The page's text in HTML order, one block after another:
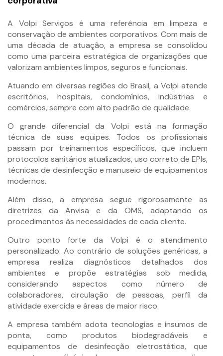
A Volpi Serviços é uma referência em limpeza e
conservação de ambientes corporativos. Com mais de
uma década de atuação, a empresa se consolidou
como uma parceira estratégica de organizações que
valorizam ambientes limpos, seguros e funcionais.
Atuando em diversas regiões do Brasil, a Volpi atende
escritórios, hospitais, condomínios, indústrias e
comércios, sempre com alto padrão de qualidade.
O grande diferencial da Volpi está na formação
técnica de suas equipes. Todos os profissionais
passam por treinamentos específicos, que incluem
protocolos sanitários atualizados, uso correto de EPIs,
técnicas de desinfecção e manuseio de equipamentos
modernos.
Além disso, a empresa segue rigorosamente as
diretrizes da Anvisa e da OMS, adaptando os
procedimentos às necessidades de cada cliente.
Outro ponto forte da Volpi é o atendimento
personalizado. Ao contrário de soluções genéricas, a
empresa realiza diagnósticos detalhados dos
ambientes e propõe estratégias sob medida,
considerando aspectos como número de
colaboradores, circulação de pessoas, perfil da
atividade exercida e áreas de maior risco.
A empresa também adota tecnologias e insumos de
ponta, como produtos biodegradáveis e
equipamentos de desinfecção eletrostática, que